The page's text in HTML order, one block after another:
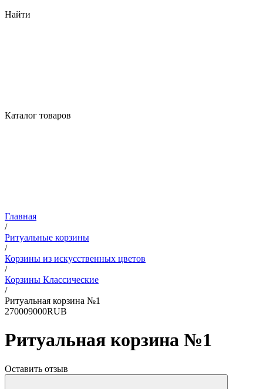
Найти
Каталог товаров
Главная
/
Ритуальные корзины
/
Корзины из искусственных цветов
/
Корзины Классические
/
Ритуальная корзина №1
270009000RUB
Ритуальная корзина №1
Оставить отзыв